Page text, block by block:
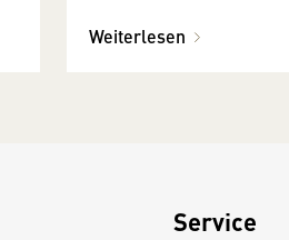
Weiterlesen
Service